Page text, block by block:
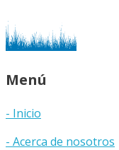
Menú
- Inicio
- Acerca de nosotros